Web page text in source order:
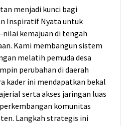
menjadi kunci bagi
Inspiratif Nyata untuk
kemajuan di tengah
Kami membangun sistem
melatih pemuda desa
perubahan di daerah
kader ini mendapatkan bekal
serta akses jaringan luas
komunitas
Langkah strategis ini